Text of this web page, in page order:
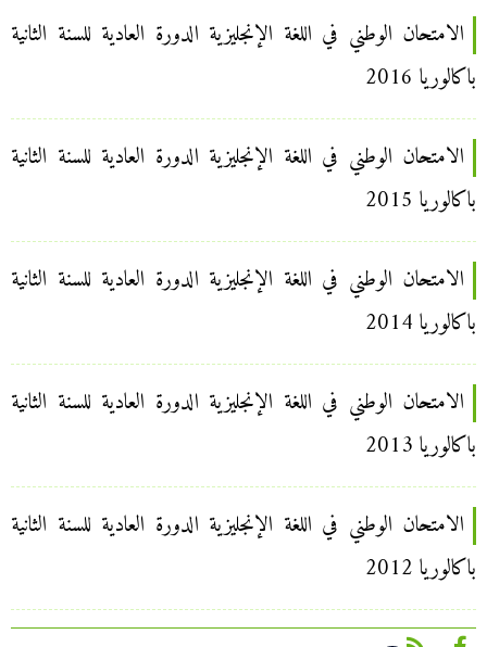
الامتحان الوطني في اللغة الإنجليزية الدورة العادية للسنة الثانية
باكالوريا 2016
الامتحان الوطني في اللغة الإنجليزية الدورة العادية للسنة الثانية
باكالوريا 2015
الامتحان الوطني في اللغة الإنجليزية الدورة العادية للسنة الثانية
باكالوريا 2014
الامتحان الوطني في اللغة الإنجليزية الدورة العادية للسنة الثانية
باكالوريا 2013
الامتحان الوطني في اللغة الإنجليزية الدورة العادية للسنة الثانية
باكالوريا 2012